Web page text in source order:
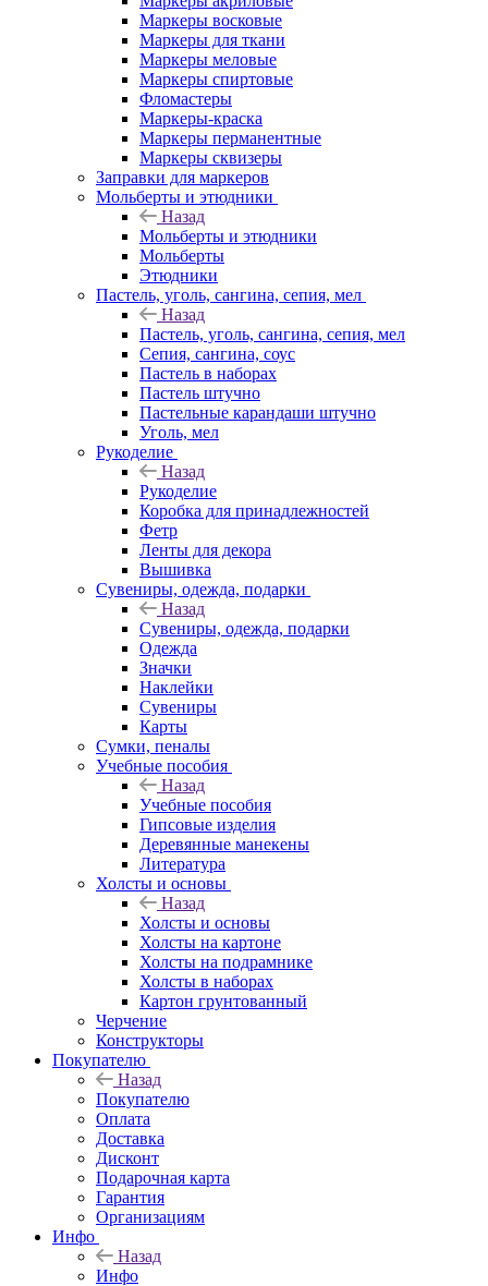
Маркеры восковые
Маркеры для ткани
Маркеры меловые
Маркеры спиртовые
Фломастеры
Маркеры-краска
Маркеры перманентные
Маркеры сквизеры
Заправки для маркеров
Мольберты и этюдники
Назад
Мольберты и этюдники
Мольберты
Этюдники
Пастель, уголь, сангина, сепия, мел
Назад
Пастель, уголь, сангина, сепия, мел
Сепия, сангина, соус
Пастель в наборах
Пастель штучно
Пастельные карандаши штучно
Уголь, мел
Рукоделие
Назад
Рукоделие
Коробка для принадлежностей
Фетр
Ленты для декора
Вышивка
Сувениры, одежда, подарки
Назад
Сувениры, одежда, подарки
Одежда
Значки
Наклейки
Сувениры
Карты
Сумки, пеналы
Учебные пособия
Назад
Учебные пособия
Гипсовые изделия
Деревянные манекены
Литература
Холсты и основы
Назад
Холсты и основы
Холсты на картоне
Холсты на подрамнике
Холсты в наборах
Картон грунтованный
Черчение
Конструкторы
Покупателю
Назад
Покупателю
Оплата
Доставка
Дисконт
Подарочная карта
Гарантия
Организациям
Инфо
Назад
Инфо